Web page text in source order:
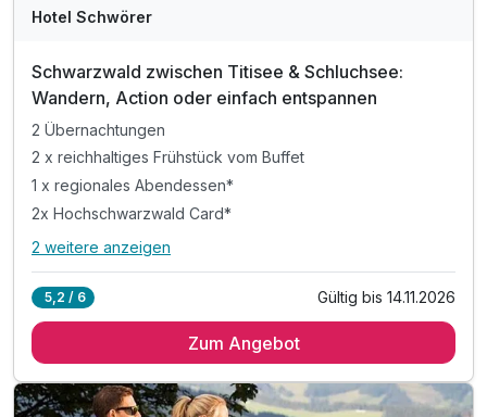
Hotel Schwörer
Schwarzwald zwischen Titisee & Schluchsee:
Wandern, Action oder einfach entspannen
2 Übernachtungen
2 x reichhaltiges Frühstück vom Buffet
1 x regionales Abendessen*
2x Hochschwarzwald Card*
Alle Inklusivleistungen
2 x reichhaltiges Frühstück vom Buffet
2x Hochschwarzwald Card*
2 weitere anzeigen
5,2 / 6 Gültig bis 14.11.2026
Zum Angebot